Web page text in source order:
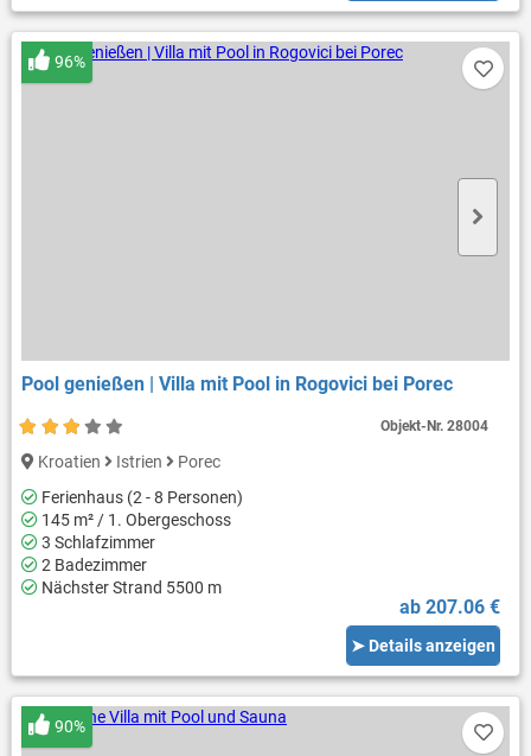
Pool genießen | Villa mit Pool in Rogovici bei Porec
96%
Kroatien Istrien
Porec
Ferienhaus (2 - 8 Personen)
145 m² / 1. Obergeschoss
3 Schlafzimmer
2 Badezimmer
Nächster Strand 5500 m
ab 207.06 €
➤ Details anzeigen
Objekt-Nr.28004
90%